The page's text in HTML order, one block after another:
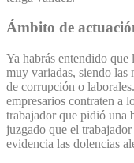
Ámbito de
Ya habrás entendido que
muy variadas, siendo las
de corrupción o
empresarios contraten a
trabajador que pidió una
juzgado que el
evidencia las dolencias